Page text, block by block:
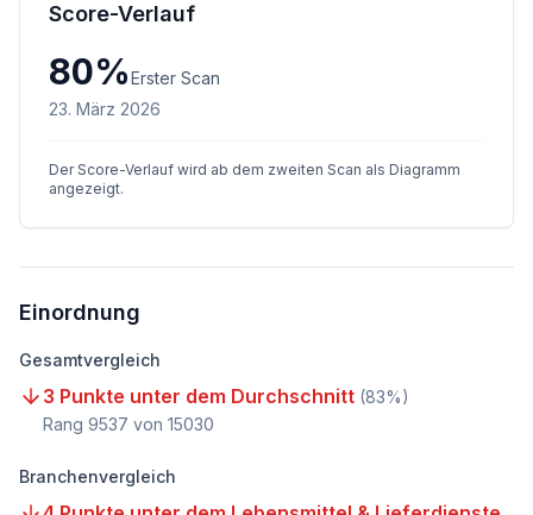
Score-Verlauf
80%Erster Scan
23. März 2026
Der Score-Verlauf wird ab dem zweiten Scan als Diagramm
angezeigt.
Einordnung
Gesamtvergleich
3 Punkte unter dem Durchschnitt (83%)
Rang 9537 von 15030
Branchenvergleich